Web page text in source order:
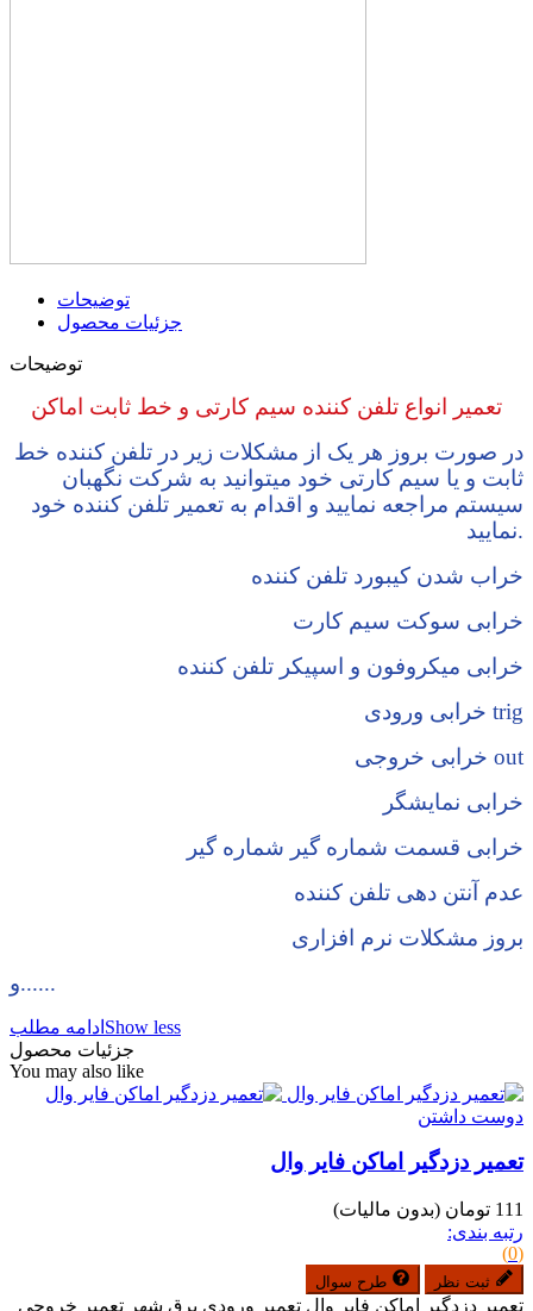
توضیحات
جزئیات محصول
توضیحات
تعمیر انواع تلفن کننده سیم کارتی و خط ثابت اماکن
در صورت بروز هر یک از مشکلات زیر در تلفن کننده خط
ثابت و یا سیم کارتی خود میتوانید به شرکت نگهبان
سیستم مراجعه نمایید و اقدام به تعمیر تلفن کننده خود
نمایید.
خراب شدن کیبورد تلفن کننده
خرابی سوکت سیم کارت
خرابی میکروفون و اسپیکر تلفن کننده
خرابی ورودی trig
خرابی خروجی out
خرابی نمایشگر
خرابی قسمت شماره گیر شماره گیر
عدم آنتن دهی تلفن کننده
بروز مشکلات نرم افزاری
و......
ادامه مطلب Show less
جزئیات محصول
You may also like
دوست داشتن
تعمیر دزدگیر اماکن فایر وال
111 تومان
(بدون مالیات)
رتبه بندی:
(0)
ثبت نظر طرح سوال
تعمیر دزدگیر اماکن فایر وال تعمیر ورودی برق شهر تعمیر خروجی